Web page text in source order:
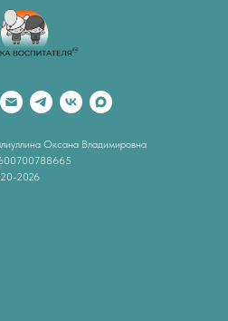
Оксана Владимировна
2026